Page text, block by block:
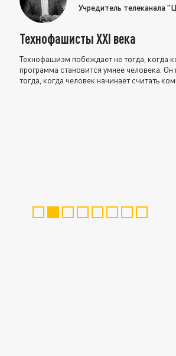
Учредитель телеканала
Технофашисты XXI века
Технофашизм побеждает не тогда, когда
программа становится умнее человека.
тогда, когда человек начинает считать